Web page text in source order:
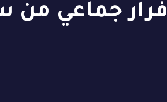
فرار جماعي من